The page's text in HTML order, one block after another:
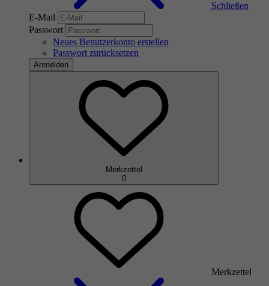
Schließen
E-Mail
Passwort
Neues Benutzerkonto erstellen
Passwort zurücksetzen
Anmelden
Merkzettel
0
Merkzettel